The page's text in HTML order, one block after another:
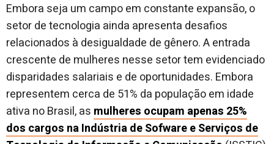
Embora seja um campo em constante expansão, o
setor de tecnologia ainda apresenta desafios
relacionados à desigualdade de gênero. A entrada
crescente de mulheres nesse setor tem evidenciado
disparidades salariais e de oportunidades. Embora
representem cerca de 51% da população em idade
ativa no Brasil, as mulheres ocupam apenas 25%
dos cargos na Indústria de Sofware e Serviços de